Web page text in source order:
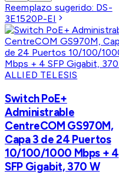
Reemplazo sugerido: DS-
3E1520P-EI
ALLIED TELESIS
Switch PoE+
Administrable
CentreCOM GS970M,
Capa 3 de 24 Puertos
10/100/1000 Mbps + 4
SFP Gigabit, 370 W